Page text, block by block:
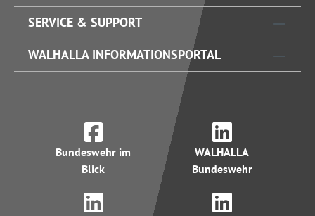
SERVICE & SUPPORT
WALHALLA INFORMATIONSPORTAL
Bundeswehr im
Blick
WALHALLA
Bundeswehr